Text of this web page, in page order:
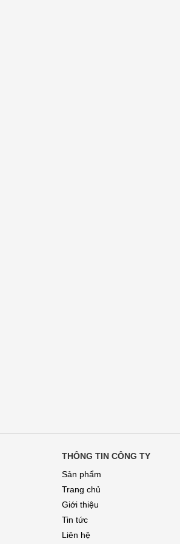
THÔNG TIN CÔNG TY
Sản phẩm
Trang chủ
Giới thiệu
Tin tức
Liên hệ